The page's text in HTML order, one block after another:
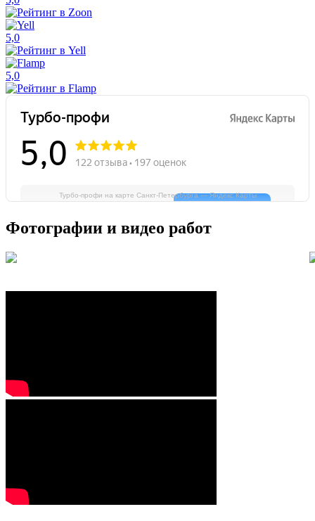
5,0
5,0
Турбо-профи на карте Санкт‑Петербурга — Яндекс Карты
Фотографии и видео работ